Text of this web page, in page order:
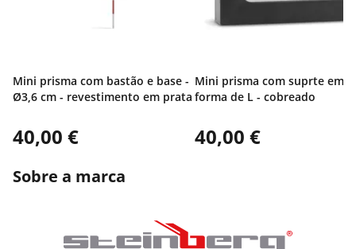
Mini prisma com bastão e base -
Ø3,6 cm - revestimento em prata
40,00 €
Mini prisma com suprte em
forma de L - cobreado
40,00 €
Sobre a marca